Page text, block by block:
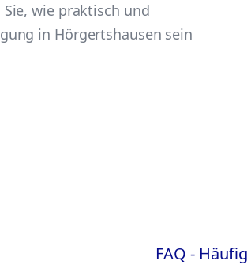
wie praktisch und
in Hörgertshausen sein
FAQ -